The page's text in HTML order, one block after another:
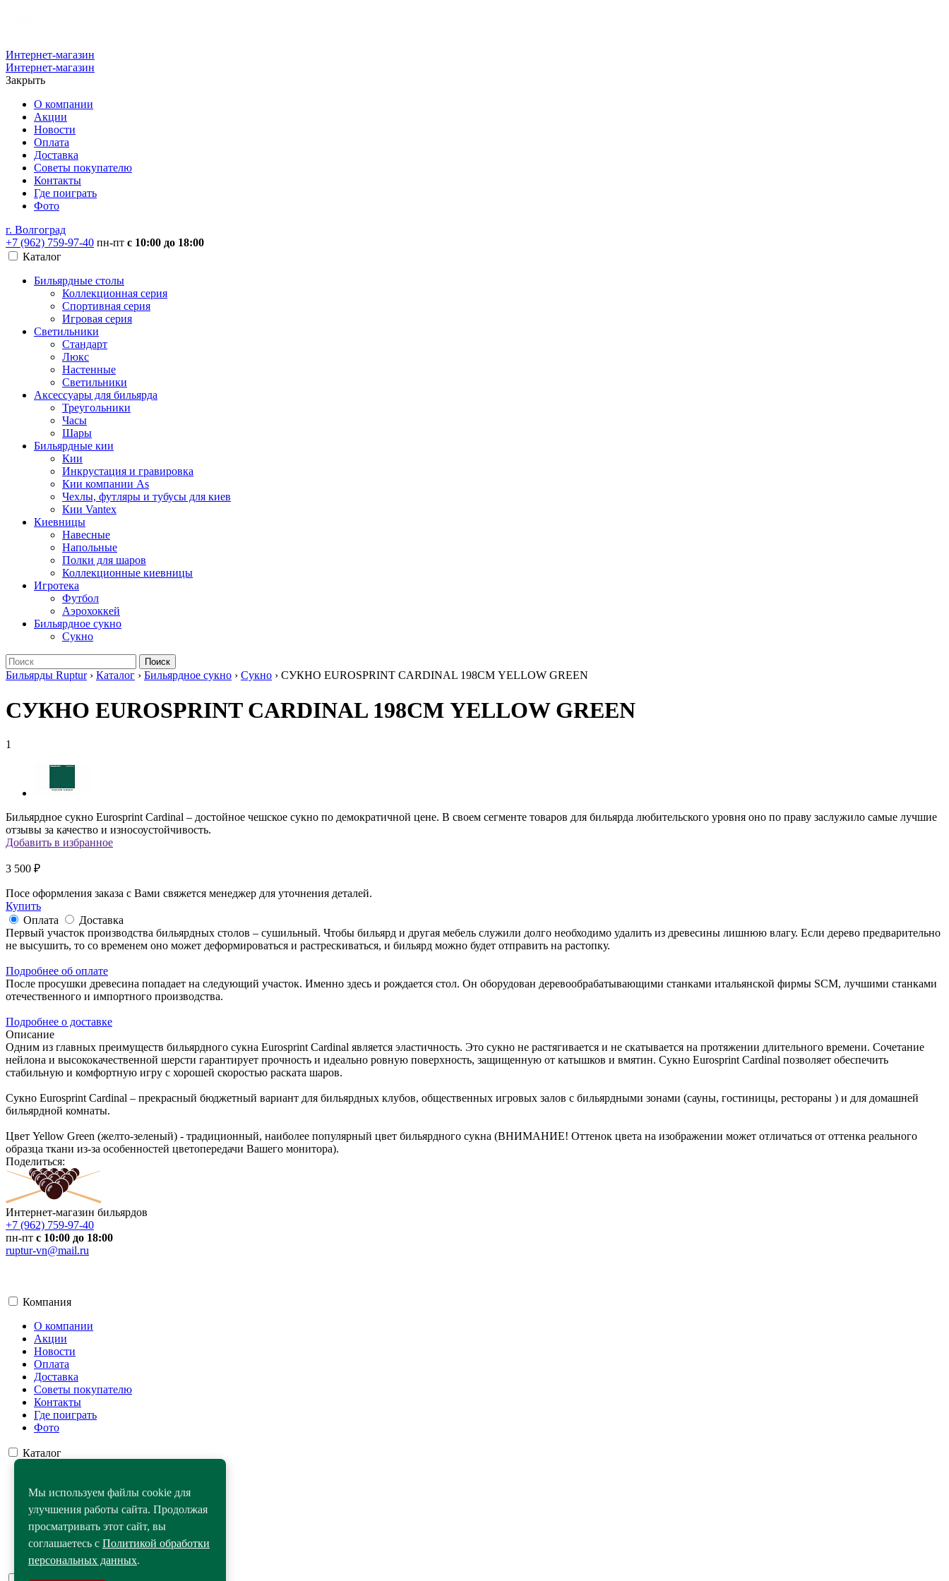
Интернет-магазин
Интернет-магазин
Закрыть
О компании
Акции
Новости
Оплата
Доставка
Советы покупателю
Контакты
Где поиграть
Фото
г. Волгоград
+7 (962) 759-97-40 пн-пт с 10:00 до 18:00
Каталог
Бильярдные столы
Коллекционная серия
Спортивная серия
Игровая серия
Светильники
Стандарт
Люкс
Настенные
Светильники
Аксессуары для бильярда
Треугольники
Часы
Шары
Бильярдные кии
Кии
Инкрустация и гравировка
Кии компании As
Чехлы, футляры и тубусы для киев
Кии Vantex
Киевницы
Навесные
Напольные
Полки для шаров
Коллекционные киевницы
Игротека
Футбол
Аэрохоккей
Бильярдное сукно
Сукно
Поиск
Бильярды Ruptur› Каталог › Бильярдное сукно › Сукно › СУКНО EUROSPRINT CARDINAL 198СМ YELLOW GREEN
СУКНО EUROSPRINT CARDINAL 198СМ YELLOW GREEN
1
Бильярдное сукно Eurosprint Cardinal – достойное чешское сукно по демократичной цене. В своем сегменте товаров для бильярда любительского уровня оно по праву заслужило самые лучшие
отзывы за качество и износоустойчивость.
Добавить в избранное
3 500 ₽
Посе оформления заказа с Вами свяжется менеджер для уточнения деталей.
Купить
Оплата
Доставка
Первый участок производства бильярдных столов – сушильный. Чтобы бильярд и другая мебель служили долго необходимо удалить из древесины лишнюю влагу. Если дерево предварительно
не высушить, то со временем оно может деформироваться и растрескиваться, и бильярд можно будет отправить на растопку.
Подробнее об оплате
После просушки древесина попадает на следующий участок. Именно здесь и рождается стол. Он оборудован деревообрабатывающими станками итальянской фирмы SCM, лучшими станками
отечественного и импортного производства.
Подробнее о доставке
Описание
Одним из главных преимуществ бильярдного сукна Eurosprint Cardinal является эластичность. Это сукно не растягивается и не скатывается на протяжении длительного времени. Сочетание
нейлона и высококачественной шерсти гарантирует прочность и идеально ровную поверхность, защищенную от катышков и вмятин. Сукно Eurosprint Cardinal позволяет обеспечить
стабильную и комфортную игру с хорошей скоростью раската шаров.
Сукно Eurosprint Cardinal – прекрасный бюджетный вариант для бильярдных клубов, общественных игровых залов с бильярдными зонами (сауны, гостиницы, рестораны ) и для домашней
бильярдной комнаты.
Цвет Yellow Green (желто-зеленый) - традиционный, наиболее популярный цвет бильярдного сукна (ВНИМАНИЕ! Оттенок цвета на изображении может отличаться от оттенка реального
образца ткани из-за особенностей цветопередачи Вашего монитора).
Поделиться:
Интернет-магазин бильярдов
+7 (962) 759-97-40
пн-пт с 10:00 до 18:00
ruptur-vn@mail.ru
Компания
О компании
Акции
Новости
Оплата
Доставка
Советы покупателю
Контакты
Где поиграть
Фото
Каталог
Светильники
Аксессуары для бильярда
Бильярдные кии
Киевницы
Игротека
Помощь покупателю
Мы используем файлы cookie для
улучшения работы сайта. Продолжая
просматривать этот сайт, вы
соглашаетесь с Политикой обработки
персональных данных.